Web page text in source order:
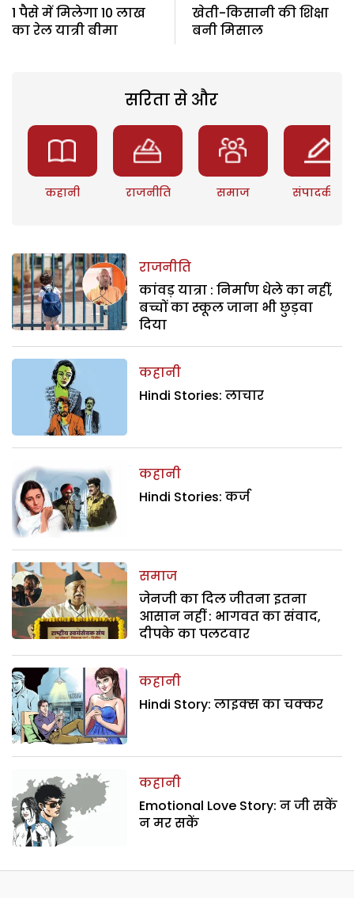
1 पैसे में मिलेगा 10 लाख
का रेल यात्री बीमा
खेती-किसानी की शिक्षा
बनी मिसाल
सरिता से और
कहानी राजनीति समाज संपादकीय
राजनीति
कांवड़ यात्रा : निर्माण धेले का नहीं,
बच्चों का स्कूल जाना भी छुड़वा
दिया
कहानी
Hindi Stories: लाचार
कहानी
Hindi Stories: कर्ज
समाज
जेनजी का दिल जीतना इतना
आसान नहीं : भागवत का संवाद,
दीपके का पलटवार
कहानी
Hindi Story: लाइक्स का चक्कर
कहानी
Emotional Love Story: न जी सकें
न मर सकें